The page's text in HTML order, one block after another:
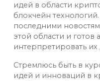
идей в области
блокчейн
последними
этой области и готов
интерпретировать их
Стремлюсь быть в
идей и инноваций в